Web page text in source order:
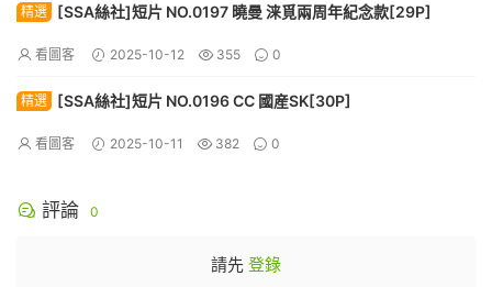
精選 [SSA絲社]短片 NO.0197 曉曼 涞覓兩周年紀念款[29P]
看圖客 2025-10-12 355 0
精選 [SSA絲社]短片 NO.0196 CC 國産SK[30P]
看圖客 2025-10-11 382 0
評論 0
請先 登錄